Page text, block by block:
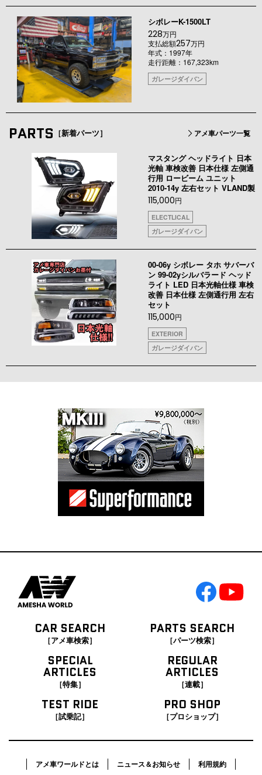
シボレーK-1500LT
228万円
支払総額257万円
年式：1997年
走行距離：167,323km
ガレージダイバン
PARTS ［新着パーツ］ アメ車パーツ一覧
マスタング ヘッドライト 日本
光軸 車検改善 日本仕様 左側通
行用 ロービーム ユニット
2010-14y 左右セット VLAND製
115,000円
ELECTLICAL
ガレージダイバン
00-06y シボレー タホ サバーバ
ン 99-02yシルバラード ヘッド
ライト LED 日本光軸仕様 車検
改善 日本仕様 左側通行用 左右
セット
115,000円
EXTERIOR
ガレージダイバン
CAR SEARCH
［アメ車検索］
PARTS SEARCH
［パーツ検索］
SPECIAL
ARTICLES
［特集］
REGULAR
ARTICLES
［連載］
TEST RIDE
［試乗記］
PRO SHOP
［プロショップ］
アメ車ワールドとは ニュース＆お知らせ 利用規約